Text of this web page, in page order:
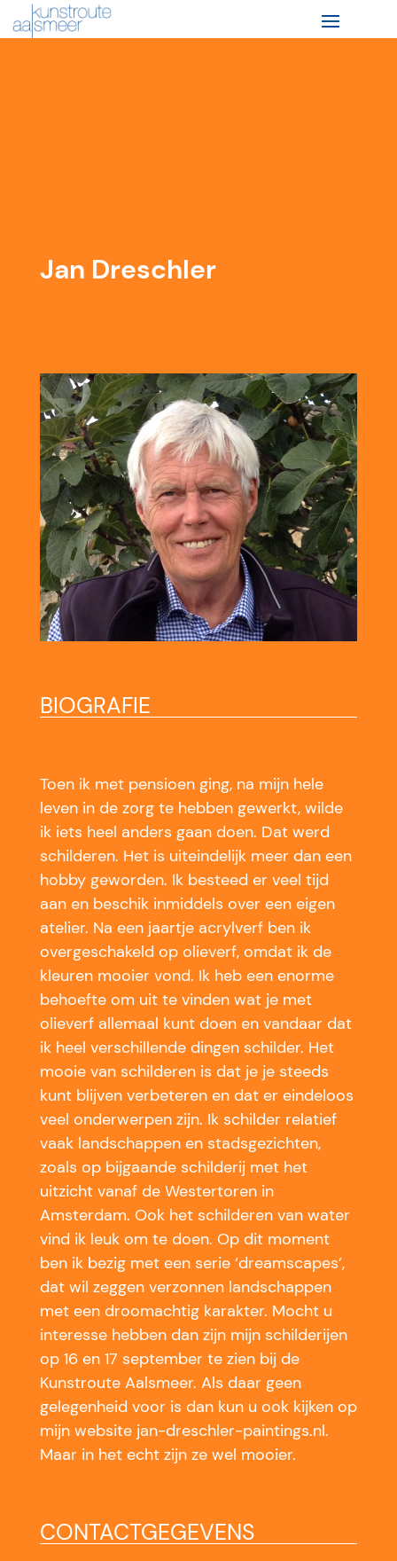
Jan Dreschler
BIOGRAFIE
Toen ik met pensioen ging, na mijn hele
leven in de zorg te hebben gewerkt, wilde
ik iets heel anders gaan doen. Dat werd
schilderen. Het is uiteindelijk meer dan een
hobby geworden. Ik besteed er veel tijd
aan en beschik inmiddels over een eigen
atelier. Na een jaartje acrylverf ben ik
overgeschakeld op olieverf, omdat ik de
kleuren mooier vond. Ik heb een enorme
behoefte om uit te vinden wat je met
olieverf allemaal kunt doen en vandaar dat
ik heel verschillende dingen schilder. Het
mooie van schilderen is dat je je steeds
kunt blijven verbeteren en dat er eindeloos
veel onderwerpen zijn. Ik schilder relatief
vaak landschappen en stadsgezichten,
zoals op bijgaande schilderij met het
uitzicht vanaf de Westertoren in
Amsterdam. Ook het schilderen van water
vind ik leuk om te doen. Op dit moment
ben ik bezig met een serie ‘dreamscapes’,
dat wil zeggen verzonnen landschappen
met een droomachtig karakter. Mocht u
interesse hebben dan zijn mijn schilderijen
op 16 en 17 september te zien bij de
Kunstroute Aalsmeer. Als daar geen
gelegenheid voor is dan kun u ook kijken op
mijn website jan-dreschler-paintings.nl.
Maar in het echt zijn ze wel mooier.
CONTACTGEGEVENS